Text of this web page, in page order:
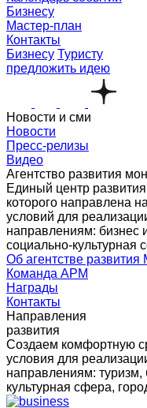
Бизнесу
Мастер-план
Контакты
Бизнесу Туристу
предложить идею
Новости и сми
Новости
Пресс-релизы
Видео
Агентство развития
Единый центр
которого направлена
условий для
направлениям: бизнес
социально-культурная
Об агентстве развития
Команда АРМ
Награды
Контакты
Направления
развития
Создаем комфортную
условия для
направлениям: туризм,
культурная сфера,